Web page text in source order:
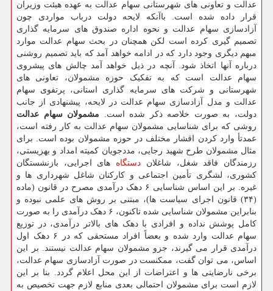
عدالت و تعاونی های شهرستانی سهام عدالت به عهده هیئت وزیران
قرار داده شده است. باآنکه لایحه دولت درباب مواردی چون
آزادسازی سهام عدالت و نحوه اداره صندوق های سرمایه گذاری
تصمیم گیری کرده است لکن همچنان در بحث سهام عدالت موارد
مبهم دیگری وجود دارد که در ادامه خواهد آمد که باید تصمیم روشنی
درباره آنها اتخاذ شود. آنچه در ذیل خواهد آمد چالش های پیشروی
سهام عدالت است که به تفکیک حوزه مشمولان، تعاونی های
شهرستانی و شرکت های سرمایه گذاری استانی، پرتفوی سهام
عدالت و مدل آزادسازی سهام عدالت در لایحه، پیشنهادی از جانب
دولت، به صورت خلاصه ذکر شده است. مشمولان سهام عدالت
روشی که برای شناسایی مشمولان سهام عدالت به کار رفته است،
عمدتأ وارد کردن اقشار مختلف در حوزه مشمولان بوده است. برای
مثال مشمولان طرح شهید رجایی، مددجویان کمیته امداد و بهزیستی،
رزمندگان فاقد شغل، شاغلان دستگاه های اجرایی، بازنشستگان
کشوری، لشگری تأمین اجتماعی و کارکنان شاغل شهرداری ها و
غیره. بر این اساس شناسایی ۶ دهک درآمدی مصرح در قانون (ماده
(۳۴) قانون اجرای سیاست ها)، مبتنی بر روش های علمی نبوده و
بنابراین مشمولان شناسایی شده تاکنون، ۶ دهک درآمدی را به صورت
کامل پوشش نداده و افرادی با دهک های بالاتر درآمدی، در توزیع
سهام عدالت وارد شده و بعضاً افراد مستحقی که در ۶ دهک اول
درآمدی قرار می گیرند، جزو مشمولان سهام عدالت نیستند. بر این
اساس، می توان گفت، ممکنست در صورت آزادسازی سهام عدالت،
برخی نارضایتی ها و اعتراضات از این محل اعلام گردد. بنا بر این
لازم است برای مشمولان احتمالی بعدی منابع لازم جهت تخصیص به